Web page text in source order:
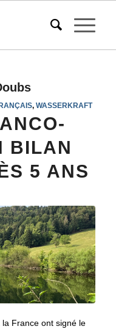
,WASSERKRAFT
BILAN
5 ANS
France ont signé le